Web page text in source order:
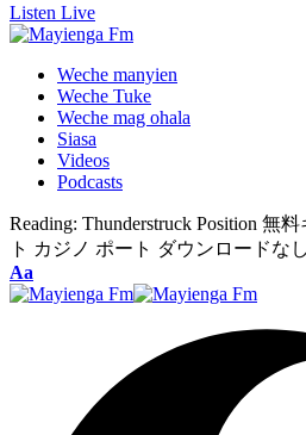
Listen Live
Weche manyien
Weche Tuke
Weche mag ohala
Siasa
Videos
Podcasts
Reading: Thunderstruck Position 無
ト カジノ ポート ダウンロードなし
Font
Resizer
Aa